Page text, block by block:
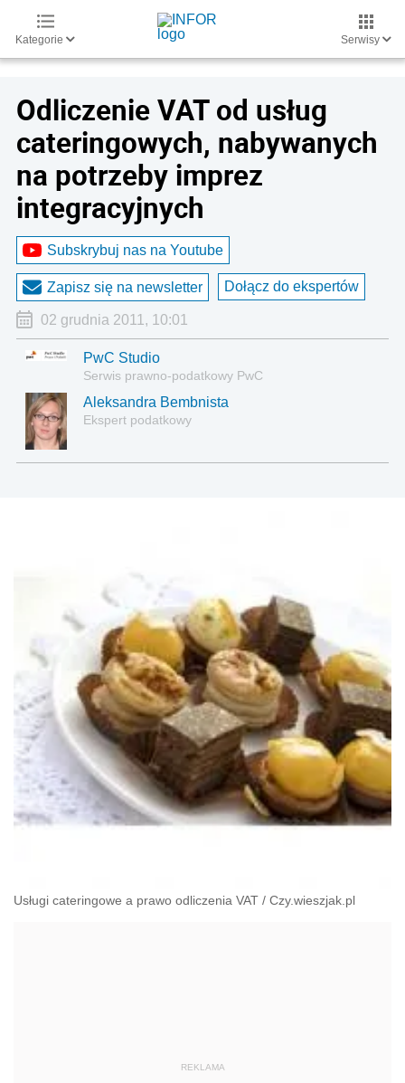
Kategorie Serwisy
Odliczenie VAT od usług
cateringowych, nabywanych
na potrzeby imprez
integracyjnych
Subskrybuj nas na Youtube
Zapisz się na newsletter Dołącz do ekspertów
02 grudnia 2011, 10:01
PwC Studio
Serwis prawno-podatkowy PwC
Aleksandra Bembnista
Ekspert podatkowy
Usługi cateringowe a prawo odliczenia VAT / Czy.wieszjak.pl